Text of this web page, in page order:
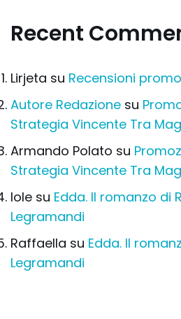
Recent
Lirjeta su Recensioni
Autore Redazione su
Strategia Vincente Tra
Armando Polato su
Strategia Vincente Tra
Iole su Edda. Il romanzo di
Legramandi
Raffaella su Edda. Il
Legramandi